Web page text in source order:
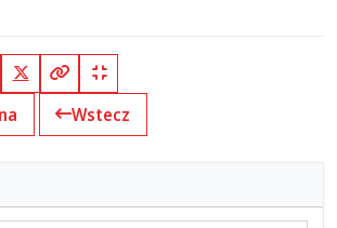
X (Twitter)
Kopiuj pełny link
Kopiuj krótki link
Wstecz